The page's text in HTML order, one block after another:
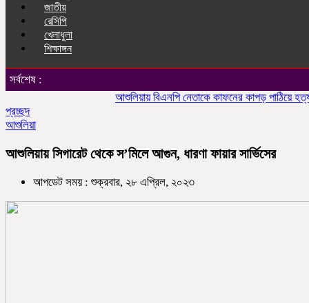
জাতীয়
রেসিপি
খেলাধুলা
শিক্ষাঙ্গন
সর্বশেষ :
আশুলিয়ায় বিএনপি নেতাকে কাফনের কাপড় পাঠিয়ে হত্যার
প্রচ্ছদ
আশুলিয়া
আশুলিয়ায় সিগারেট থেকে স’মিলে আগুন, ধারণা ফায়ার সার্ভিসের
আপডেট সময় : শুক্রবার, ২৮ এপ্রিল, ২০২৩